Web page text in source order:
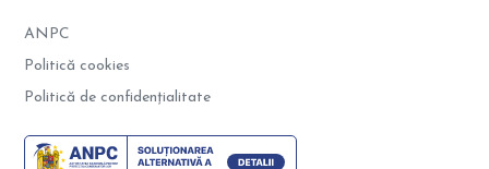
ANPC
Politică cookies
Politică de confidențialitate